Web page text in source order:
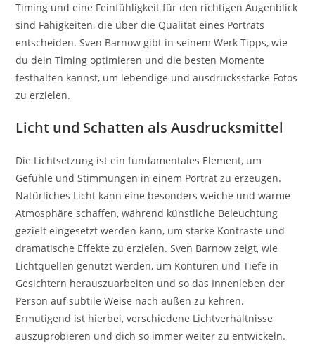
Timing und eine Feinfühligkeit für den richtigen Augenblick
sind Fähigkeiten, die über die Qualität eines Porträts
entscheiden. Sven Barnow gibt in seinem Werk Tipps, wie
du dein Timing optimieren und die besten Momente
festhalten kannst, um lebendige und ausdrucksstarke Fotos
zu erzielen.
Licht und Schatten als Ausdrucksmittel
Die Lichtsetzung ist ein fundamentales Element, um
Gefühle und Stimmungen in einem Porträt zu erzeugen.
Natürliches Licht kann eine besonders weiche und warme
Atmosphäre schaffen, während künstliche Beleuchtung
gezielt eingesetzt werden kann, um starke Kontraste und
dramatische Effekte zu erzielen. Sven Barnow zeigt, wie
Lichtquellen genutzt werden, um Konturen und Tiefe in
Gesichtern herauszuarbeiten und so das Innenleben der
Person auf subtile Weise nach außen zu kehren.
Ermutigend ist hierbei, verschiedene Lichtverhältnisse
auszuprobieren und dich so immer weiter zu entwickeln.